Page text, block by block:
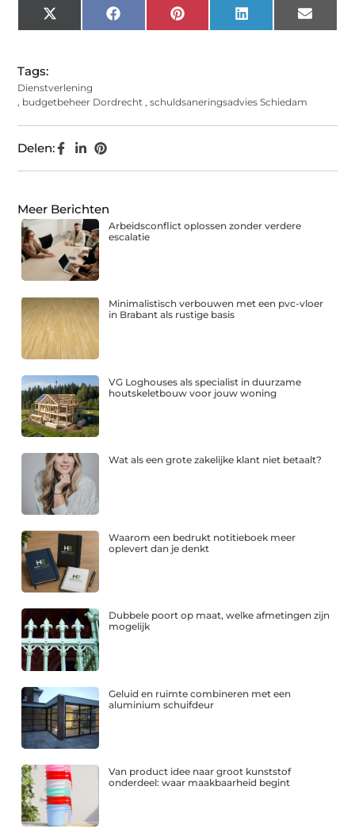
X
(Twitter)
Facebook Pinterest LinkedIn Email
Tags:
Dienstverlening
, budgetbeheer Dordrecht ,schuldsaneringsadvies Schiedam
Delen:
Meer Berichten
Arbeidsconflict oplossen zonder verdere
escalatie
Minimalistisch verbouwen met een pvc-vloer
in Brabant als rustige basis
VG Loghouses als specialist in duurzame
houtskeletbouw voor jouw woning
Wat als een grote zakelijke klant niet betaalt?
Waarom een bedrukt notitieboek meer
oplevert dan je denkt
Dubbele poort op maat, welke afmetingen zijn
mogelijk
Geluid en ruimte combineren met een
aluminium schuifdeur
Van product idee naar groot kunststof
onderdeel: waar maakbaarheid begint